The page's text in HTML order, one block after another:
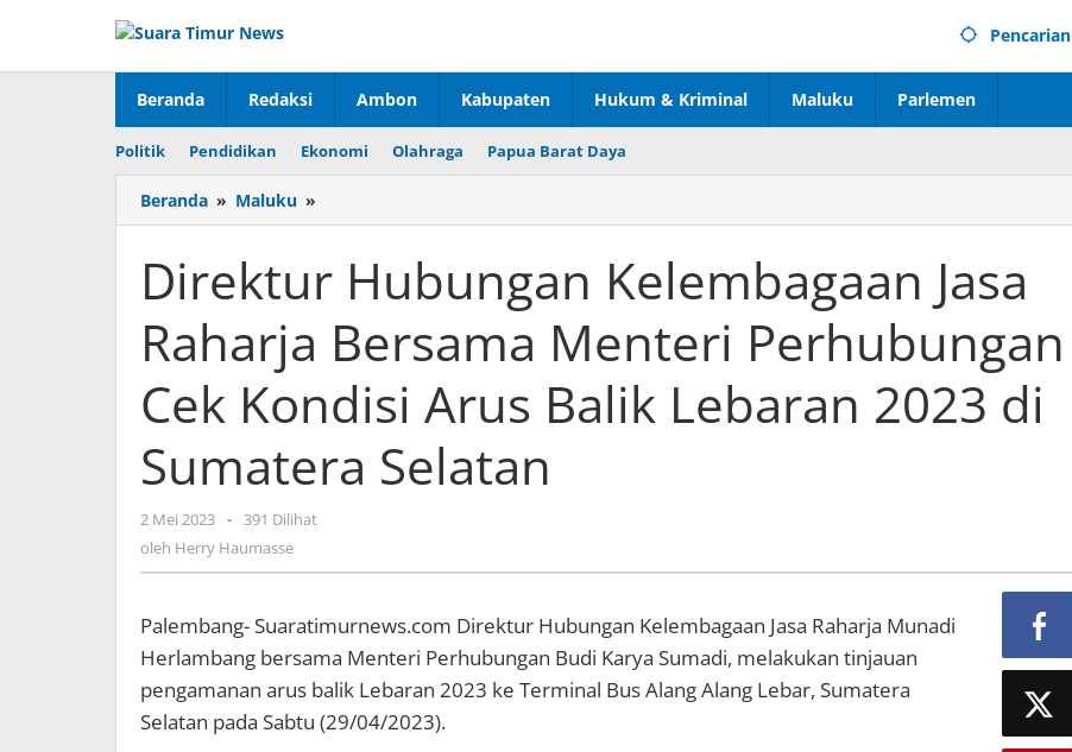
Pencarian
Beranda Redaksi Ambon Kabupaten Hukum & Kriminal Maluku Parlemen
Politik Pendidikan Ekonomi Olahraga Papua Barat Daya
Beranda » Maluku »
Hubungan
Jasa
Raharja
Bersama
Menteri
Cek
Kondisi
Balik
Sumatera
Direktur Hubungan Kelembagaan Jasa
Raharja Bersama Menteri Perhubungan
Cek Kondisi Arus Balik Lebaran 2023 di
Sumatera Selatan
2 Mei 2023 oleh
Herry
- 391 Dilihat
oleh Herry Haumasse
Palembang- Suaratimurnews.com Direktur Hubungan Kelembagaan Jasa Raharja Munadi
Herlambang bersama Menteri Perhubungan Budi Karya Sumadi, melakukan tinjauan
pengamanan arus balik Lebaran 2023 ke Terminal Bus Alang Alang Lebar, Sumatera
Selatan pada Sabtu (29/04/2023).